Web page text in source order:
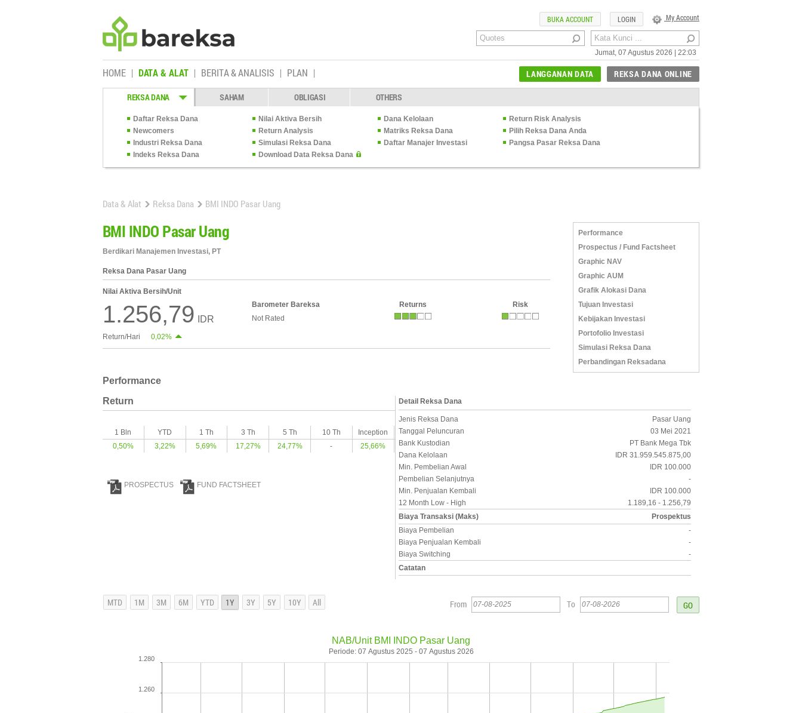
Jumat, 07 Agustus 2026 | 22:03
My Account
LOGIN
BUKA ACCOUNT
HOME DATA & ALAT BERITA & ANALISIS PLAN REKSA DANA ONLINE
LANGGANAN DATA
REKSA DANA SAHAM OBLIGASI OTHERS
Daftar Reksa Dana Nilai Aktiva Bersih Dana Kelolaan
Return Risk Analysis
Newcomers
Return Analysis Matriks Reksa Dana
Pilih Reksa Dana Anda
Industri Reksa Dana
Simulasi Reksa Dana Daftar Manajer Investasi
Pangsa Pasar Reksa Dana
Indeks Reksa Dana
Download Data Reksa Dana
Data & Alat Reksa Dana BMI INDO Pasar Uang
BMI INDO Pasar Uang
Berdikari Manajemen Investasi, PT
Reksa Dana Pasar Uang
Nilai Aktiva Bersih/Unit
1.256,79 IDR
Barometer Bareksa
Not Rated
Returns Risk
Return/Hari 0,02%
Performance
Prospectus / Fund Factsheet
Graphic NAV
Graphic AUM
Grafik Alokasi Dana
Tujuan Investasi
Kebijakan Investasi
Portofolio Investasi
Simulasi Reksa Dana
Perbandingan Reksadana
Performance
Return
1 Bln YTD 1 Th 3 Th 5 Th 10 Th
Inception
0,50%
3,22% 5,69% 17,27% 24,77% - 25,66%
PROSPECTUS FUND FACTSHEET
Detail Reksa Dana
Jenis Reksa Dana
Pasar Uang
Tanggal Peluncuran
03 Mei 2021
Bank Kustodian
PT Bank Mega Tbk
Dana Kelolaan
IDR 31.959.545.875,00
Min. Pembelian Awal
IDR 100.000
Pembelian Selanjutnya
-
Min. Penjualan Kembali
IDR 100.000
12 Month Low - High
1.189,16 - 1.256,79
Biaya Transaksi (Maks)
Prospektus
Biaya Pembelian
-
Biaya Penjualan Kembali
-
Biaya Switching
-
Catatan
From To
NAB/Unit BMI INDO Pasar Uang
Periode: 07 Agustus 2025 - 07 Agustus 2026
1.260
1.280